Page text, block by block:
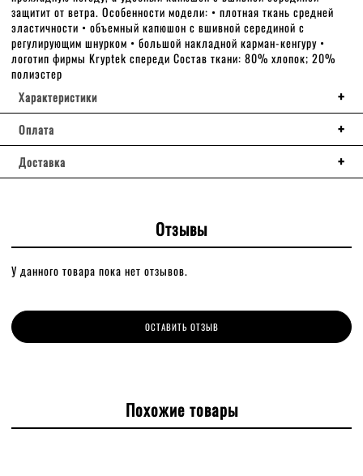
защитит от ветра. Особенности модели: • плотная ткань средней
эластичности • объемный капюшон с вшивной серединой с
регулирующим шнурком • большой накладной карман-кенгуру •
логотип фирмы Kryptek спереди Состав ткани: 80% хлопок; 20%
полиэстер
Характеристики
Оплата
Доставка
Отзывы
У данного товара пока нет отзывов.
ОСТАВИТЬ ОТЗЫВ
Похожие товары